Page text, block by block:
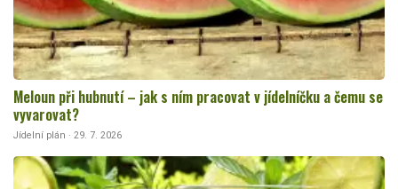
Meloun při hubnutí – jak s ním pracovat v jídelníčku a čemu se
vyvarovat?
Jídelní plán · 29. 7. 2026